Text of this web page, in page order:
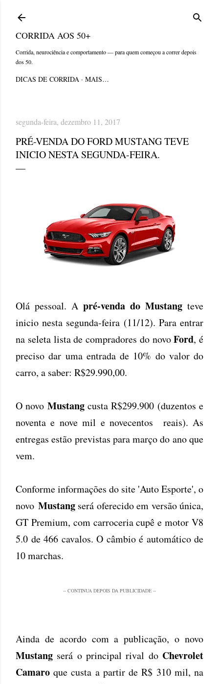
CORRIDA AOS 50+
Corrida, neurociência e comportamento — para quem começou a correr depois
dos 50.
DICAS DE CORRIDA MAIS…
segunda-feira, dezembro 11, 2017
PRÉ-VENDA DO FORD MUSTANG TEVE
INICIO NESTA SEGUNDA-FEIRA.
Olá pessoal. A pré-venda do Mustang teve
inicio nesta segunda-feira (11/12). Para entrar
na seleta lista de compradores do novoFord, é
preciso dar uma entrada de 10% do valor do
carro, a saber: R$29.990,00.
O novo Mustangcusta R$299.900 (duzentos e
noventa e nove mil e novecentos reais). As
entregas estão previstas para março do ano que
vem.
Conforme informações do site 'Auto Esporte', o
novo Mustangserá oferecido em versão única,
GT Premium, com carroceria cupê e motor V8
5.0 de 466 cavalos. O câmbio é automático de
10 marchas.
-- CONTINUA DEPOIS DA PUBLICIDADE --
Ainda de acordo com a publicação, o novo
Mustang será o principal rival do Chevrolet
Camaro que custa a partir de R$ 310 mil, na